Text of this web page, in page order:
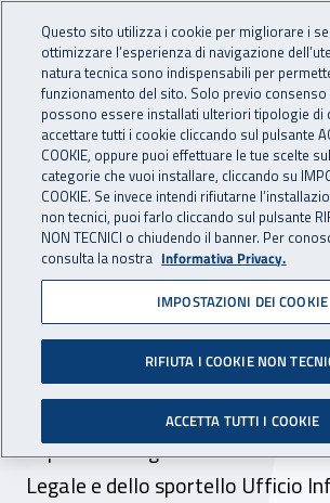
INAIL - Istituto
Navigazione
Navigazione - Ti trovi in:
Home Inail comunica Avvisi
Dt Parma-
apertura degli
Centro Medico
dell'ufficio
Fissati orari e giorni di apertura
al pubblico degli ambulatori del
Legale e dello sportello Ufficio
Questo sito utilizza i cookie per migliorare i
ottimizzare l’esperienza di navigazione
natura tecnica sono indispensabili per
funzionamento del sito. Solo previo consenso
possono essere installati ulteriori tipologie di
accettare tutti i cookie cliccando sul pulsante
COOKIE, oppure puoi effettuare le tue scelte
categorie che vuoi installare, cliccando su
COOKIE. Se invece intendi rifiutarne
non tecnici, puoi farlo cliccando sul pulsante
NON TECNICI o chiudendo il banner. Per
consulta la nostra Informativa Privacy.
IMPOSTAZIONI DEI COOKIE
RIFIUTA I COOKIE NON
ACCETTA TUTTI I COOKIE